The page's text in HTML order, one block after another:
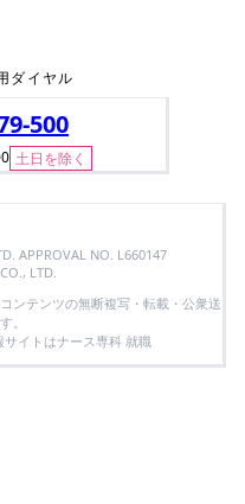
ダイヤル
500
土日を除く
APPROVAL NO. L660147
LTD.
ンテンツの無断複写・転載・公衆送
。
サイトはナース専科 就職